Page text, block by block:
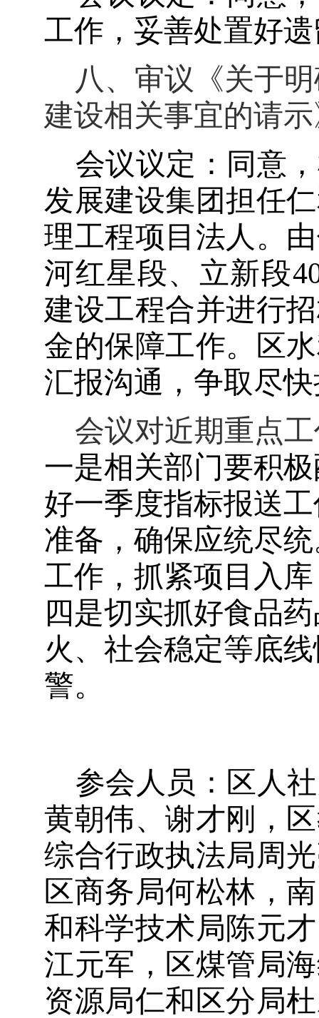
工作，妥善处置好
八、审议《关于
建设相关事宜的请
会议议定：同意
发展建设集团担任
理工程项目法人。
河红星段、立新段
建设工程合并进行
金的保障工作。区
汇报沟通，争取尽
会议对近期重点
一是相关部门要积
好一季度指标报送
准备，确保应统尽
工作，抓紧项目入
四是切实抓好食品
火、社会稳定等底
警。
参会人员： 区人
黄朝伟、谢才刚，
综合行政执法局周
区商务局何松林，
和科学技术局陈元
江元军，区煤管局
资源局仁和区分局